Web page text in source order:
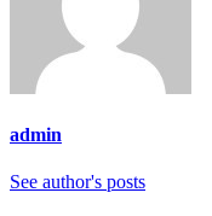
admin
See author's posts